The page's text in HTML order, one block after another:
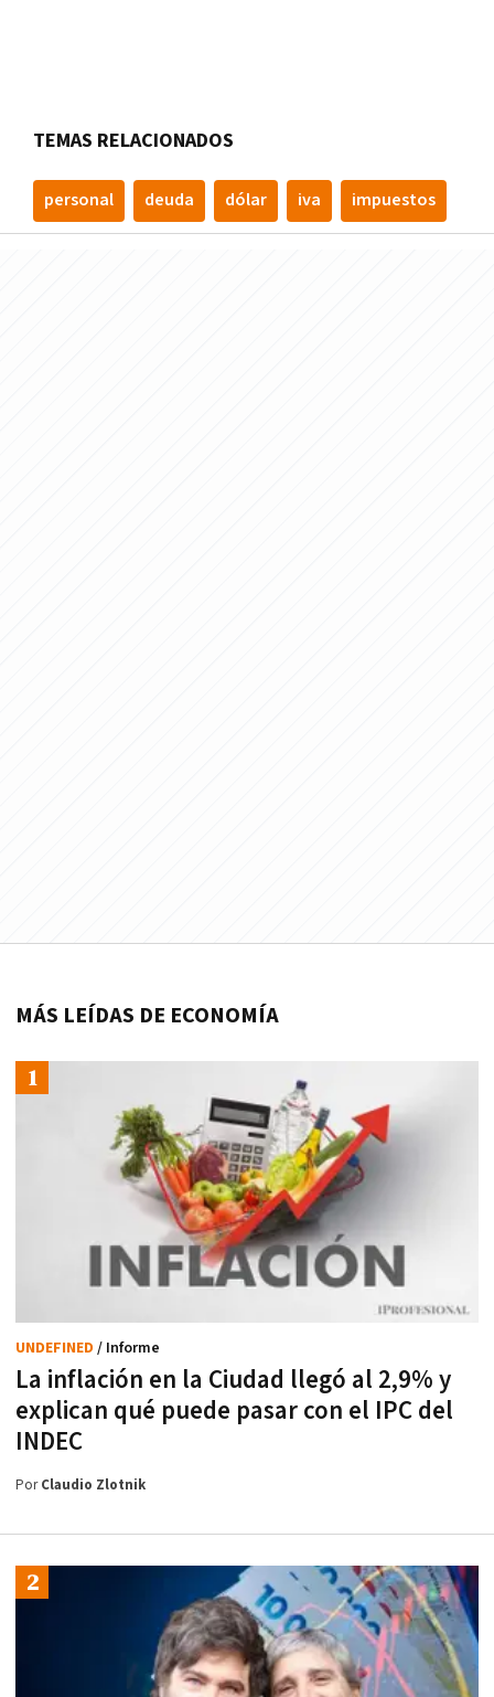
TEMAS RELACIONADOS
personal deuda dólar iva impuestos
MÁS LEÍDAS DE ECONOMÍA
La inflación en la Ciudad llegó al 2,9% y
explican qué puede pasar con el IPC del
INDEC
UNDEFINED / Informe
PorClaudio Zlotnik